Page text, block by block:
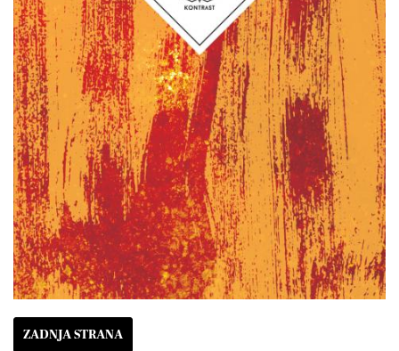
ZADNJA STRANA